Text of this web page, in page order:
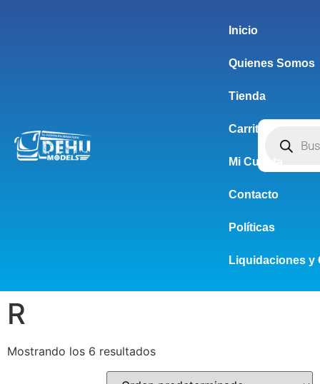
Inicio
Quienes Somos
Tienda
Carrito
Mi Cuenta
Contacto
Políticas
Liquidaciones y
R
Mostrando los 6 resultados